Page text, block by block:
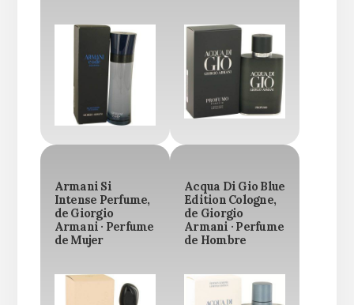
Armani Si
Intense Perfume,
de Giorgio
Armani · Perfume
de Mujer
Acqua Di Gio Blue
Edition Cologne,
de Giorgio
Armani · Perfume
de Hombre